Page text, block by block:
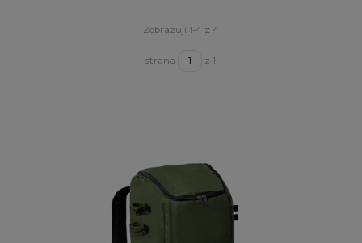
Zobrazuji 1-4 z 4
strana z 1